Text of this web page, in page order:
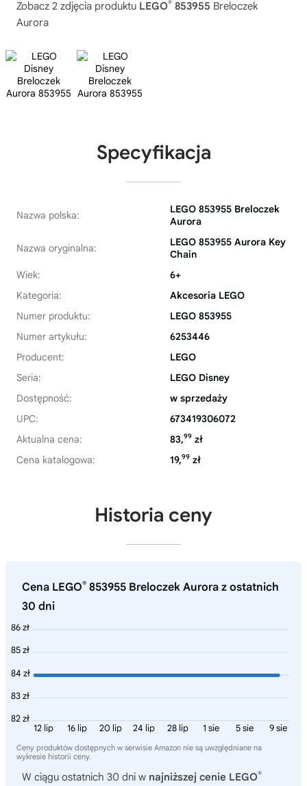
Zobacz 2 zdjęcia produktu LEGO® 853955 Breloczek
Aurora
Specyfikacja
Nazwa polska:
LEGO 853955 Breloczek
Aurora
Nazwa oryginalna:
LEGO 853955 Aurora Key
Chain
Wiek:
6+
Kategoria:
Akcesoria LEGO
Numer produktu:
LEGO 853955
Numer artykułu:
6253446
Producent:
LEGO
Seria:
LEGO Disney
Dostępność:
w sprzedaży
UPC:
673419306072
Aktualna cena:
83,99 zł
Cena katalogowa:
19,99 zł
Historia ceny
Cena LEGO® 853955 Breloczek Aurora z ostatnich
30 dni
86 zł
85 zł
84 zł
83 zł
82 zł
9 sie
5 sie
1 sie
28 lip
24 lip
20 lip
16 lip
12 lip
Ceny produktów dostępnych w serwisie Amazon nie są uwzględniane na
wykresie historii ceny.
W ciągu ostatnich 30 dni w najniższej cenie LEGO®